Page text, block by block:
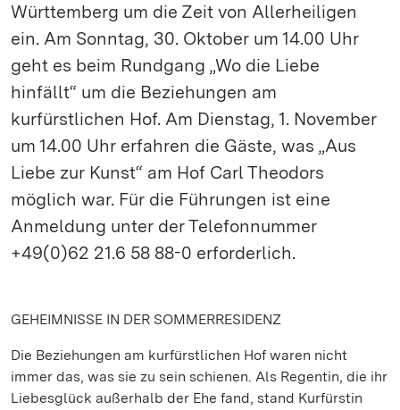
Württemberg um die Zeit von Allerheiligen
ein. Am Sonntag, 30. Oktober um 14.00 Uhr
geht es beim Rundgang „Wo die Liebe
hinfällt“ um die Beziehungen am
kurfürstlichen Hof. Am Dienstag, 1. November
um 14.00 Uhr erfahren die Gäste, was „Aus
Liebe zur Kunst“ am Hof Carl Theodors
möglich war. Für die Führungen ist eine
Anmeldung unter der Telefonnummer
+49(0)62 21.6 58 88-0 erforderlich.
GEHEIMNISSE IN DER SOMMERRESIDENZ
Die Beziehungen am kurfürstlichen Hof waren nicht
immer das, was sie zu sein schienen. Als Regentin, die ihr
Liebesglück außerhalb der Ehe fand, stand Kurfürstin